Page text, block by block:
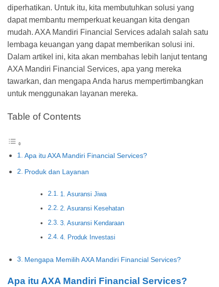
diperhatikan. Untuk itu, kita membutuhkan solusi yang
dapat membantu memperkuat keuangan kita dengan
mudah. AXA Mandiri Financial Services adalah salah satu
lembaga keuangan yang dapat memberikan solusi ini.
Dalam artikel ini, kita akan membahas lebih lanjut tentang
AXA Mandiri Financial Services, apa yang mereka
tawarkan, dan mengapa Anda harus mempertimbangkan
untuk menggunakan layanan mereka.
Table of Contents
Apa itu AXA Mandiri Financial Services?
Produk dan Layanan
1. Asuransi Jiwa
2. Asuransi Kesehatan
3. Asuransi Kendaraan
4. Produk Investasi
Mengapa Memilih AXA Mandiri Financial Services?
Apa itu AXA Mandiri Financial Services?